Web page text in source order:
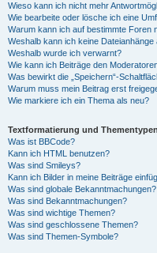
Wieso kann ich nicht mehr
Wie bearbeite oder lösche ich eine
Warum kann ich auf bestimmte Foren
Weshalb kann ich keine Dateianhänge
Weshalb wurde ich verwarnt?
Wie kann ich Beiträge den
Was bewirkt die „Speichern“-
Warum muss mein Beitrag erst
Wie markiere ich ein Thema als neu?
Textformatierung und Thementypen
Was ist BBCode?
Kann ich HTML benutzen?
Was sind Smileys?
Kann ich Bilder in meine Beiträge
Was sind globale Bekanntmachungen?
Was sind Bekanntmachungen?
Was sind wichtige Themen?
Was sind geschlossene Themen?
Was sind Themen-Symbole?